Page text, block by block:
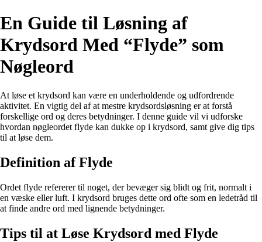
En Guide til Løsning af
Krydsord Med “Flyde” som
Nøgleord
At løse et krydsord kan være en underholdende og udfordrende
aktivitet. En vigtig del af at mestre krydsordsløsning er at forstå
forskellige ord og deres betydninger. I denne guide vil vi udforske
hvordan nøgleordet flyde kan dukke op i krydsord, samt give dig tips
til at løse dem.
Definition af Flyde
Ordet flyde refererer til noget, der bevæger sig blidt og frit, normalt i
en væske eller luft. I krydsord bruges dette ord ofte som en ledetråd til
at finde andre ord med lignende betydninger.
Tips til at Løse Krydsord med Flyde